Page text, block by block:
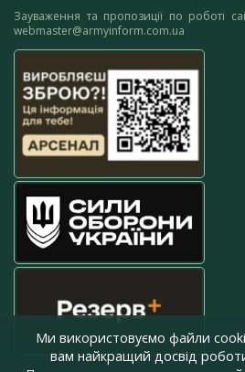
Зауваження та пропозиції по роботі
webmaster@armyinform.com.ua
Ми використовуємо файли
вам найкращий досвід